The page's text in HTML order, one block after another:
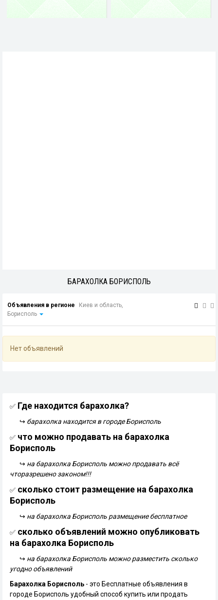
БАРАХОЛКА БОРИСПОЛЬ
Объявления в регионе
Киев и область,
Борисполь
Нет объявлений
✅ Где находится барахолка?
↪ барахолка находится в городе Борисполь
✅ что можно продавать на барахолка
Борисполь
↪ на барахолка Борисполь можно продавать всё
чторазрешено законом!!!
✅ сколько стоит размещение на барахолка
Борисполь
↪ на барахолка Борисполь размещение бесплатное
✅ сколько объявлений можно опубликовать
на барахолка Борисполь
↪ на барахолка Борисполь можно разместить сколько
угодно объявлений
Барахолка Борисполь - это Бесплатные объявления в
городе Борисполь удобный способ купить или продать